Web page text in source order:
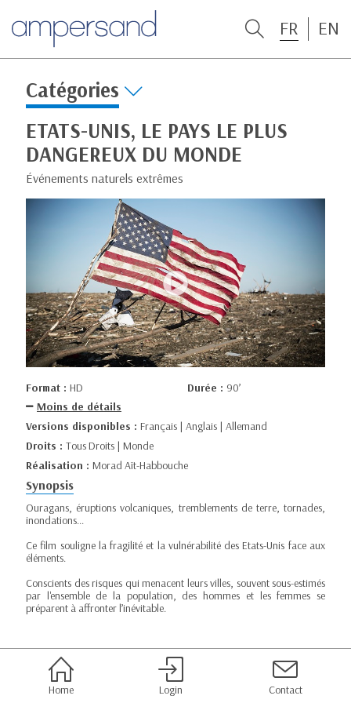
FR EN
Catégories
ETATS-UNIS, LE PAYS LE PLUS
DANGEREUX DU MONDE
Événements naturels extrêmes
Format : HD Durée : 90’
Moins de détails
Versions disponibles : Français | Anglais | Allemand
Droits : Tous Droits | Monde
Réalisation : Morad Aït-Habbouche
Synopsis
Ouragans, éruptions volcaniques, tremblements de terre, tornades,
inondations...
Ce film souligne la fragilité et la vulnérabilité des Etats-Unis face aux
éléments.
Conscients des risques qui menacent leurs villes, souvent sous-estimés
par l'ensemble de la population, des hommes et les femmes se
préparent à affronter l’inévitable.
Home Login Contact